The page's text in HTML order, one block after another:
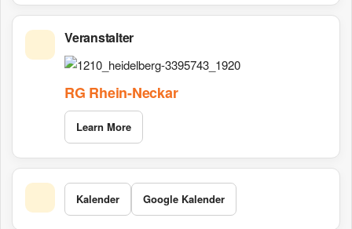
Veranstalter
RG Rhein-Neckar
Learn More
Kalender Google Kalender